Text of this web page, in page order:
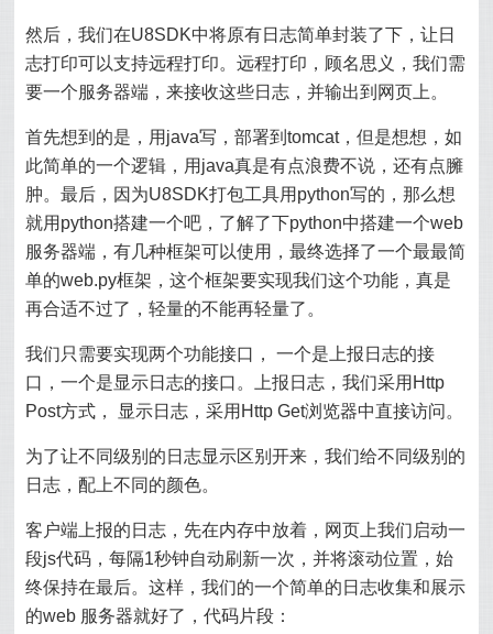
然后，我们在U8SDK中将原有日志简单封装了下，让日
志打印可以支持远程打印。远程打印，顾名思义，我们需
要一个服务器端，来接收这些日志，并输出到网页上。
首先想到的是，用java写，部署到tomcat，但是想想，如
此简单的一个逻辑，用java真是有点浪费不说，还有点臃
肿。最后，因为U8SDK打包工具用python写的，那么想
就用python搭建一个吧，了解了下python中搭建一个web
服务器端，有几种框架可以使用，最终选择了一个最最简
单的web.py框架，这个框架要实现我们这个功能，真是
再合适不过了，轻量的不能再轻量了。
我们只需要实现两个功能接口， 一个是上报日志的接
口，一个是显示日志的接口。上报日志，我们采用Http
Post方式， 显示日志，采用Http Get浏览器中直接访问。
为了让不同级别的日志显示区别开来，我们给不同级别的
日志，配上不同的颜色。
客户端上报的日志，先在内存中放着，网页上我们启动一
段js代码，每隔1秒钟自动刷新一次，并将滚动位置，始
终保持在最后。这样，我们的一个简单的日志收集和展示
的web 服务器就好了，代码片段：